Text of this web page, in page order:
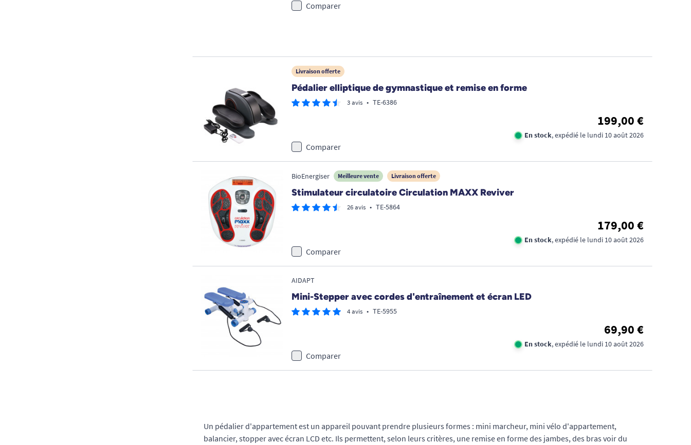
Comparer
Livraison offerte
Pédalier elliptique de gymnastique et remise en forme
3 avis • TE-6386
199,00 €
En stock, expédié le lundi 10 août 2026
Comparer
BioEnergiser Meilleure vente Livraison offerte
Stimulateur circulatoire Circulation MAXX Reviver
26 avis • TE-5864
179,00 €
En stock, expédié le lundi 10 août 2026
Comparer
AIDAPT
Mini-Stepper avec cordes d'entraînement et écran LED
4 avis • TE-5955
69,90 €
En stock, expédié le lundi 10 août 2026
Comparer
Un pédalier d'appartement est un appareil pouvant prendre plusieurs formes : mini marcheur, mini vélo d'appartement,
balancier, stopper avec écran LCD etc. Ils permettent, selon leurs critères, une remise en forme des jambes, des bras voir du